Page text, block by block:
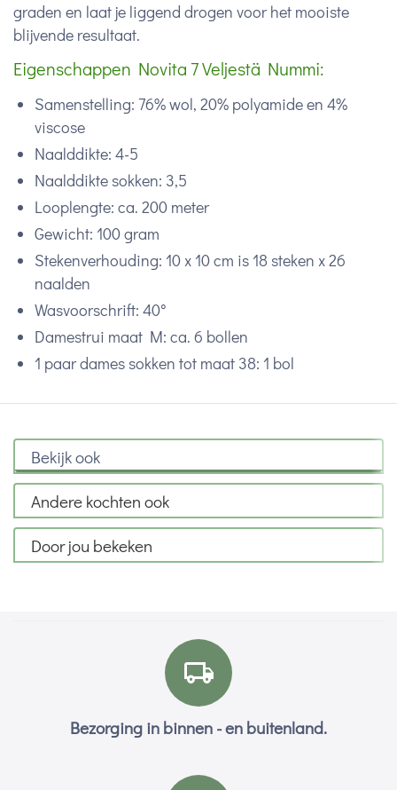
graden en laat je liggend drogen voor het mooiste
blijvende resultaat.
Eigenschappen Novita 7 Veljestä Nummi:
Samenstelling: 76% wol, 20% polyamide en 4%
viscose
Naalddikte: 4-5
Naalddikte sokken: 3,5
Looplengte: ca. 200 meter
Gewicht: 100 gram
Stekenverhouding: 10 x 10 cm is 18 steken x 26
naalden
Wasvoorschrift: 40°
Damestrui maat M: ca. 6 bollen
1 paar dames sokken tot maat 38: 1 bol
Bekijk ook
Andere kochten ook
Door jou bekeken
Bezorging in binnen - en buitenland.